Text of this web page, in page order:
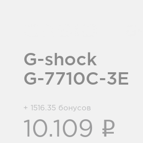
G-shock
G-7710C-3E
+ 1516.35 бонусов
10.109 i